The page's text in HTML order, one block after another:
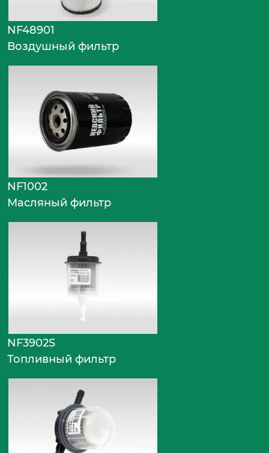
NF48901
Воздушный фильтр
NF1002
Масляный фильтр
NF3902S
Топливный фильтр